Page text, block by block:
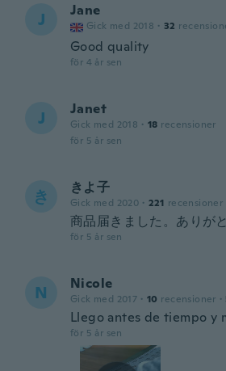
J Jane
Gick med 2018 · 32
Good quality
för 4 år sen
J Janet
Gick med 2018 · 18 recensioner
för 5 år sen
き きよ子
Gick med 2020 · 221 recensioner
商品届きました。ありが
för 5 år sen
N Nicole
Gick med 2017 · 10 recensioner ·
Llego antes de tiempo y
för 5 år sen